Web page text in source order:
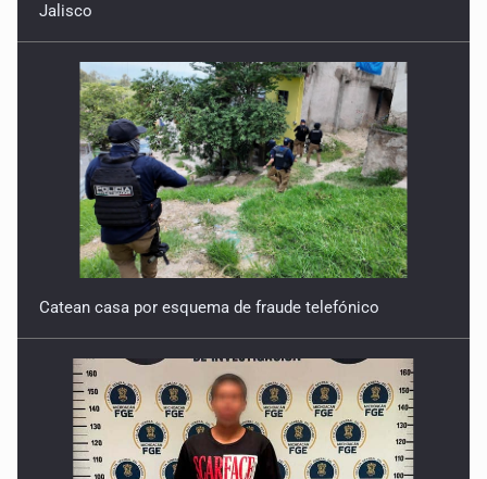
Jalisco
Catean casa por esquema de fraude telefónico